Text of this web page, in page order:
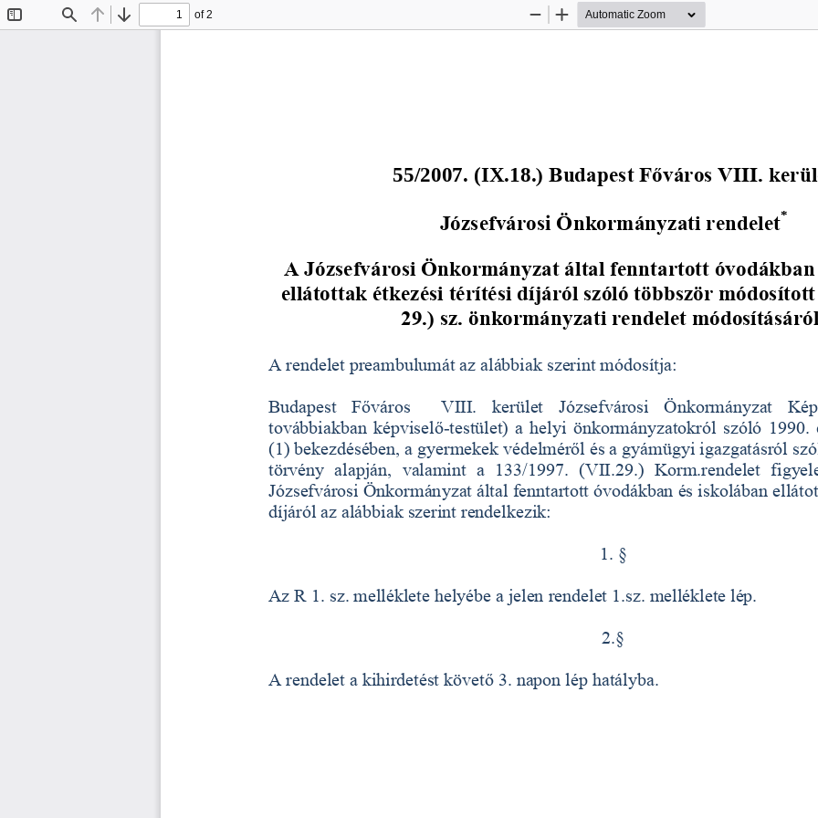
Find Previous
Next
of 2
Zoom
Zoom
55/2007. (IX.18.) Budapest Főváros VIII.
Józsefvárosi Önkormányzati rendelet*
A Józsefvárosi Önkormányzat által fenntartott óvodákban
ellátottak étkezési térítési díjáról szóló többször
29.) sz. önkormányzati rendelet módosításáról
A rendelet preambulumát az alábbiak szerint módosítja:
Budapest  Főváros    VIII.  kerület  Józsefvárosi  Önkormányzat
továbbiakban képviselő-testület) a helyi önkormányzatokról szóló
(1) bekezdésében, a gyermekek védelméről és a gyámügyi igazgatásról
törvény  alapján,  valamint  a  133/1997.  (VII.29.)  Korm.rendelet
Józsefvárosi Önkormányzat által fenntartott óvodákban és iskolában
díjáról az alábbiak szerint rendelkezik:
1. §
Az R 1. sz. melléklete helyébe a jelen rendelet 1.sz. melléklete lép.
2.§
A rendelet a kihirdetést követő 3. napon lép hatályba.